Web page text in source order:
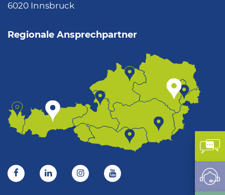
6020 Innsbruck
Regionale Ansprechpartner